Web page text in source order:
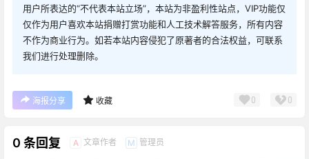
用户所表达的“不代表本站立场”，本站为非盈利性站点，VIP功能仅
仅作为用户喜欢本站捐赠打赏功能和人工技术解答服务，所有内容
不作为商业行为。如若本站内容侵犯了原著者的合法权益，可联系
我们进行处理删除。
海报分享 收藏 0 0
0 条回复 A 文章作者 M 管理员